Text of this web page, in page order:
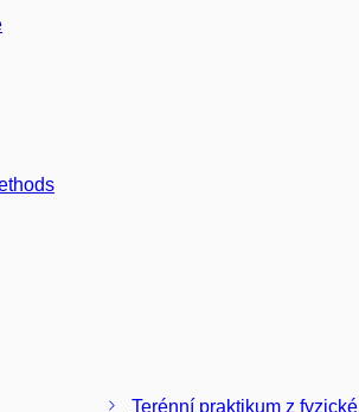
Terénní praktikum z fyzické